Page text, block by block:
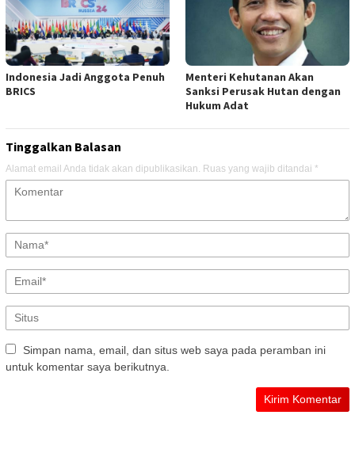
Indonesia Jadi Anggota Penuh
BRICS
Menteri Kehutanan Akan
Sanksi Perusak Hutan dengan
Hukum Adat
Tinggalkan Balasan
Alamat email Anda tidak akan dipublikasikan. Ruas yang wajib ditandai *
Simpan nama, email, dan situs web saya pada peramban ini
untuk komentar saya berikutnya.